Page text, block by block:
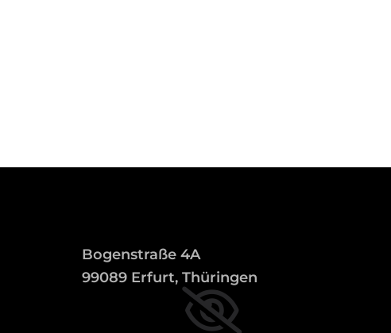
Bogenstraße 4A
99089 Erfurt, Thüringen